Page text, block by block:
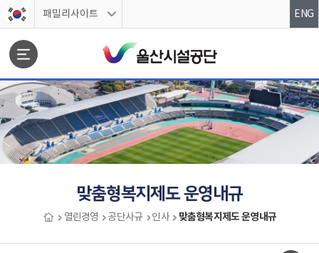
스킵네비게이션
패밀리사이트 ENG
맞춤형복지제도 운영내규
열린경영 공단사규 인사 맞춤형복지제도 운영내규